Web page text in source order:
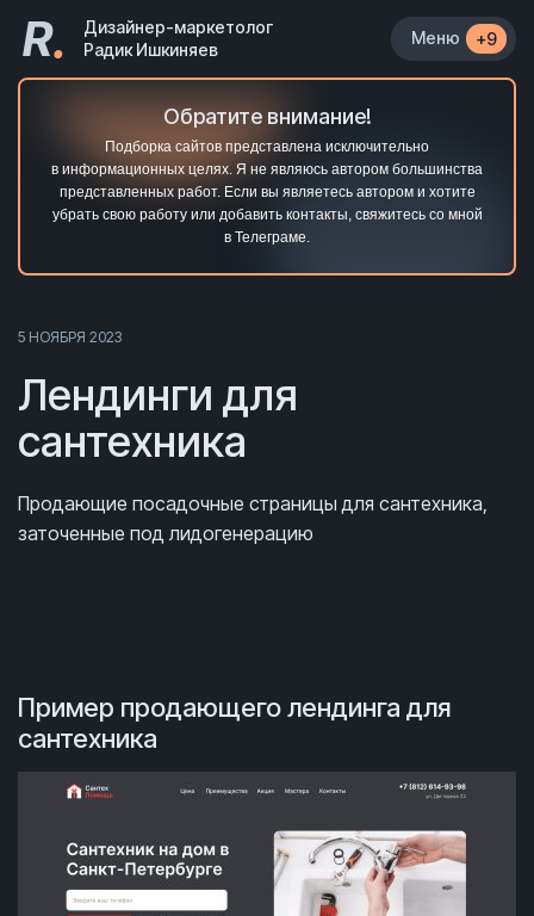
R.
Дизайнер-маркетолог
Радик Ишкиняев
Меню +9
Обратите внимание!
Подборка сайтов представлена исключительно
в информационных целях. Я не являюсь автором большинства
представленных работ. Если вы являетесь автором и хотите
убрать свою работу или добавить контакты, свяжитесь со мной
в Телеграме.
5 НОЯБРЯ 2023
Лендинги для
сантехника
Продающие посадочные страницы для сантехника,
заточенные под лидогенерацию
Пример продающего лендинга для
сантехника